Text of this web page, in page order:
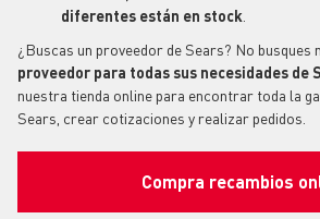
diferentes están en stock
¿Buscas un proveedor de Sears? No busques
proveedor para todas sus necesidades de
nuestra tienda online para encontrar toda la
Sears, crear cotizaciones y realizar pedidos.
Compra recambios